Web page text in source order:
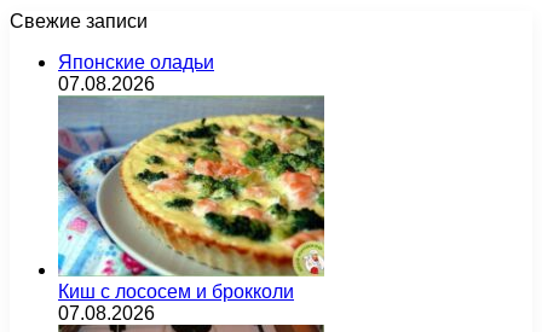
Свежие записи
Японские оладьи
07.08.2026
Киш с лососем и брокколи
07.08.2026